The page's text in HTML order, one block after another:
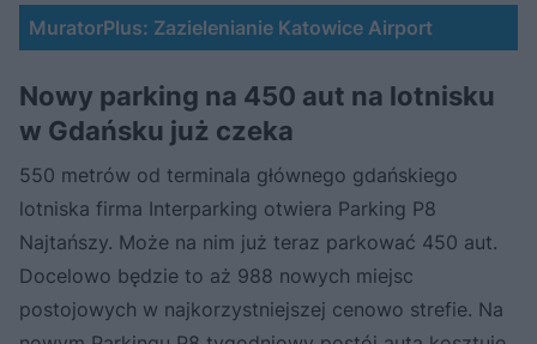
MuratorPlus: Zazielenianie Katowice Airport
Nowy parking na 450 aut na lotnisku
w Gdańsku już czeka
550 metrów od terminala głównego gdańskiego
lotniska firma Interparking otwiera Parking P8
Najtańszy. Może na nim już teraz parkować 450 aut.
Docelowo będzie to aż 988 nowych miejsc
postojowych w najkorzystniejszej cenowo strefie. Na